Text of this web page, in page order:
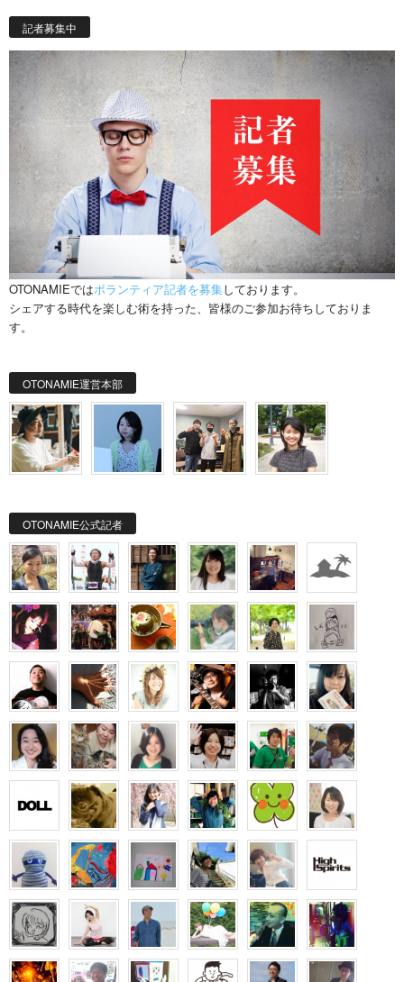
記者募集中
OTONAMIEではボランティア記者を募集しております。
シェアする時代を楽しむ術を持った、皆様のご参加お待ちしておりま
す。
OTONAMIE運営本部
OTONAMIE公式記者